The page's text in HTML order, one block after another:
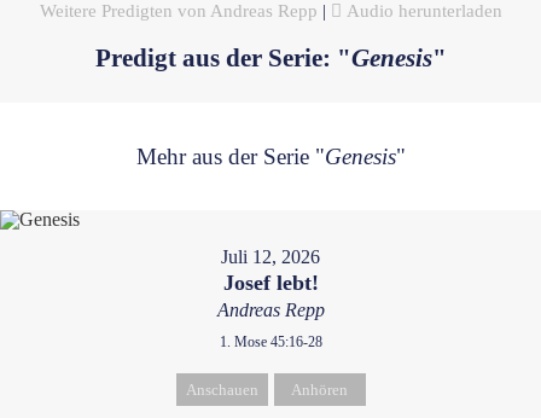
Weitere Predigten von Andreas Repp | Audio herunterladen
Predigt aus der Serie: "Genesis"
Mehr aus der Serie "Genesis"
Juli 12, 2026
Josef lebt!
Andreas Repp
1. Mose 45:16-28
Anschauen Anhören